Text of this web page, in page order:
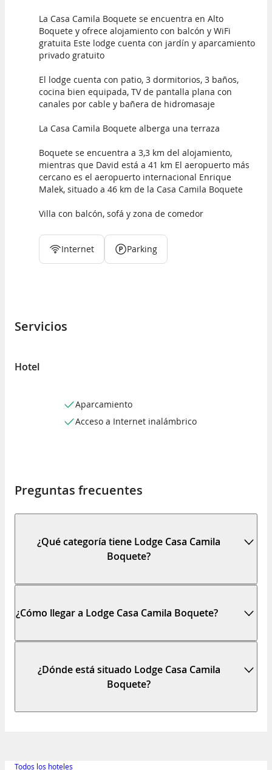
Todos los hoteles
La Casa Camila Boquete se encuentra en Alto
Boquete y ofrece alojamiento con balcón y WiFi
gratuita Este lodge cuenta con jardín y aparcamiento
privado gratuito
El lodge cuenta con patio, 3 dormitorios, 3 baños,
cocina bien equipada, TV de pantalla plana con
canales por cable y bañera de hidromasaje
La Casa Camila Boquete alberga una terraza
Boquete se encuentra a 3,3 km del alojamiento,
mientras que David está a 41 km El aeropuerto más
cercano es el aeropuerto internacional Enrique
Malek, situado a 46 km de la Casa Camila Boquete
Villa con balcón, sofá y zona de comedor
Internet Parking
Servicios
Hotel
Aparcamiento
Acceso a Internet inalámbrico
Preguntas frecuentes
¿Qué categoría tiene Lodge Casa Camila
Boquete?
¿Cómo llegar a Lodge Casa Camila Boquete?
¿Dónde está situado Lodge Casa Camila
Boquete?